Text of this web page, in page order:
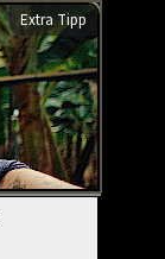
Extra Tipp